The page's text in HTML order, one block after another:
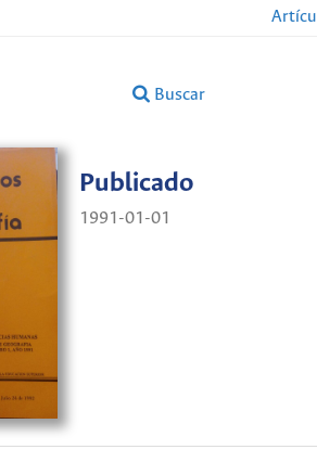
Buscar
Publicado
1991-01-01